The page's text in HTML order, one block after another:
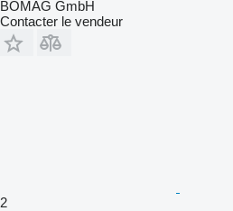
BOMAG GmbH
Contacter le vendeur
2